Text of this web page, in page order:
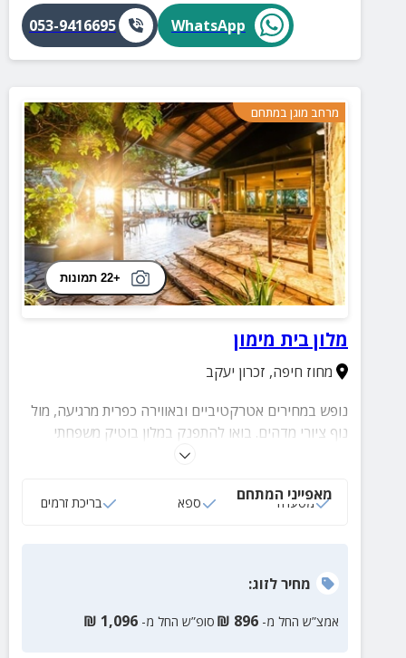
WhatsApp
053-9416695
מרחב מוגן במתחם
+22 תמונות
מלון בית מימון
מחוז חיפה, זכרון יעקב
נופש במחירים אטרקטיביים ובאווירה כפרית מרגיעה, מול
נוף ציורי מדהים. בואו להתפנק במלון בוטיק משפחתי
הממוקם על הרכס המערבי של זכרון יעקב.
מאפייני המתחם
מסעדה ספא בריכת זרמים
מחירלזוג:
אמצ”ש החל מ- 896
₪ סופ”ש החל מ- 1,096
₪